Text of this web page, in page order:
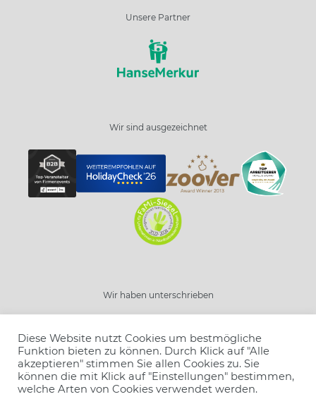
Resort wählen
Angebot wählen
Anzahl Personen
Buchen
Unsere Partner
Wir sind ausgezeichnet
Wir haben unterschrieben
Diese Website nutzt Cookies um bestmögliche
Funktion bieten zu können. Durch Klick auf "Alle
akzeptieren" stimmen Sie allen Cookies zu. Sie
können die mit Klick auf "Einstellungen" bestimmen,
welche Arten von Cookies verwendet werden.